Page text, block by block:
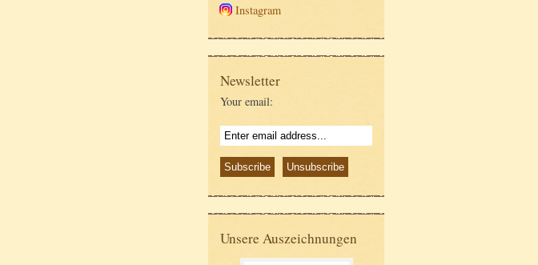
Instagram
Newsletter
Your email:
Unsere Auszeichnungen